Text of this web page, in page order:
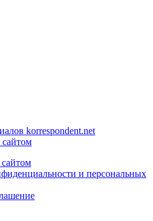
korrespondent.net
сайтом
и персональных